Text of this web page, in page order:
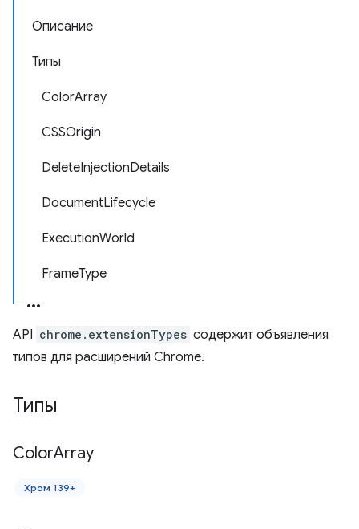
Описание
Типы
ColorArray
CSSOrigin
DeleteInjectionDetails
DocumentLifecycle
ExecutionWorld
FrameType
API chrome.extensionTypes содержит объявления
типов для расширений Chrome.
Типы
ColorArray
Хром 139+